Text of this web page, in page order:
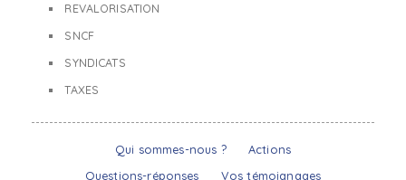
REVALORISATION
SNCF
SYNDICATS
TAXES
Qui sommes-nous ?
Actions
Questions-réponses
Vos témoignages